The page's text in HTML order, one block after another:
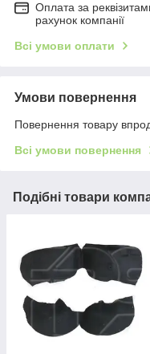
Оплата за
рахунок компанії
Всі умови оплати
Умови повернення
Повернення товару
Всі умови повернення
Подібні товари